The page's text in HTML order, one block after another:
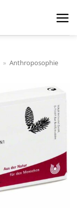
» Anthroposophie